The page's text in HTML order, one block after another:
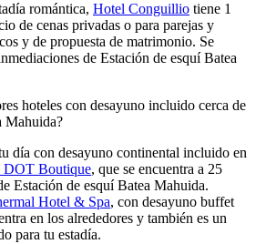
romántica, Hotel Conguillio tiene 1
de cenas privadas o para parejas y
y de propuesta de matrimonio. Se
de Estación de esquí Batea
hoteles con desayuno incluido cerca de
Mahuida?
día con desayuno continental incluido en
DOT Boutique, que se encuentra a 25
Estación de esquí Batea Mahuida.
Hotel & Spa, con desayuno buffet
en los alrededores y también es un
para tu estadía.